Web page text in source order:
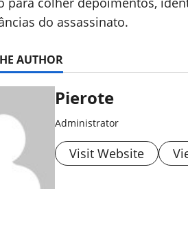
do assassinato.
AUTHOR
Pierote
Administrator
Visit Website